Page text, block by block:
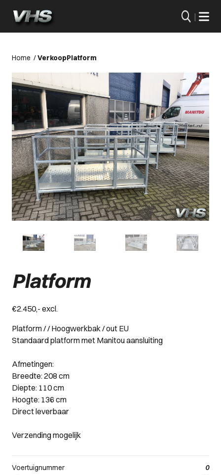
|
Home /VerkoopPlatform
Platform
€2.450,- excl.
Platform / / Hoogwerkbak / out EU
Standaard platform met Manitou aansluiting
Afmetingen:
Breedte: 208 cm
Diepte: 110 cm
Hoogte: 136 cm
Direct leverbaar
Verzending mogelijk
Voertuignummer
0